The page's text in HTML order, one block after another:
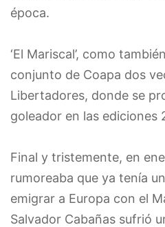
época.
‘El Mariscal’, como
conjunto de Coapa dos
Libertadores, donde se
goleador en las ediciones
Final y tristemente, en
rumoreaba que ya tenía
emigrar a Europa con el
Salvador Cabañas sufrió